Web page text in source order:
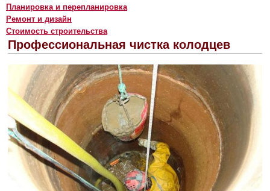
Планировка и перепланировка
Ремонт и дизайн
Стоимость строительства
Профессиональная чистка колодцев